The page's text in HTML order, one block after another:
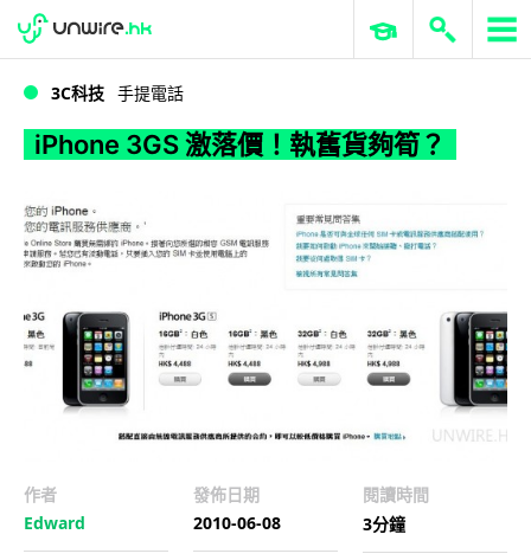
iPhone 3GS 激落價！執舊貨夠筍？
WWDC 2026 ERP 與商業 AI
3C科技 手提電話
iPhone 3GS 激落價！執舊貨夠筍？
作者
Edward
發佈日期
2010-06-08
閱讀時間
3分鐘